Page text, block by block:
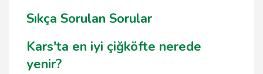
Sıkça Sorulan Sorular
Kars'ta en iyi çiğköfte nerede
yenir?